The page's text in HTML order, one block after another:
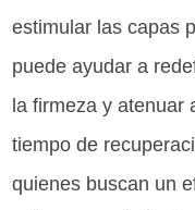
estimular las capas
puede ayudar a
la firmeza y atenuar
tiempo de
quienes buscan un